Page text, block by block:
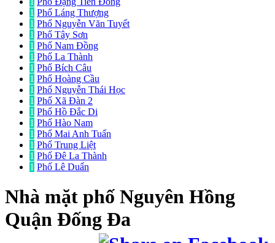
1 Phố Láng Thượng
1 Phố Nguyễn Văn Tuyết
1 Phố Tây Sơn
1 Phố Nam Đồng
1 Phố La Thành
1 Phố Bích Câu
1 Phố Hoàng Cầu
1 Phố Nguyễn Thái Học
1 Phố Xã Đàn 2
1 Phố Hồ Đắc Di
1 Phố Hào Nam
1 Phố Mai Anh Tuấn
1 Phố Trung Liệt
1 Phố Đê La Thành
1 Phố Lê Duẩn
Nhà mặt phố Nguyên Hồng
Quận Đống Đa